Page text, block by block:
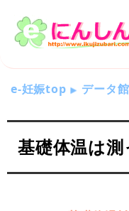
e-妊娠top データ
基礎体温は